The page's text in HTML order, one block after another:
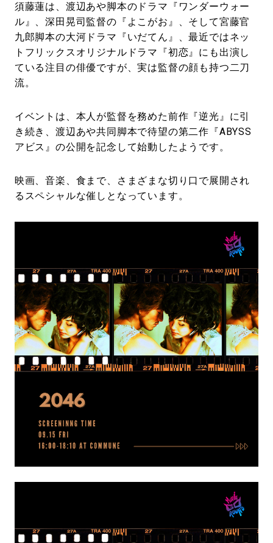
須藤蓮は、渡辺あや脚本のドラマ『ワンダーウォー
ル』、深田晃司監督の『よこがお』、そして宮藤官
九郎脚本の大河ドラマ『いだてん』、最近ではネッ
トフリックスオリジナルドラマ『初恋』にも出演し
ている注目の俳優ですが、実は監督の顔も持つ二刀
流。
イベントは、本人が監督を務めた前作『逆光』に引
き続き、渡辺あや共同脚本で待望の第二作『ABYSS
アビス』の公開を記念して始動したようです。
映画、音楽、食まで、さまざまな切り口で展開され
るスペシャルな催しとなっています。